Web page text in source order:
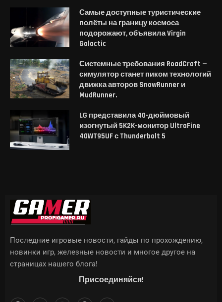
Самые доступные туристические
полёты на границу космоса
подорожают, объявила Virgin
Galactic
Системные требования RoadCraft —
симулятор станет пиком технологий
движка авторов SnowRunner и
MudRunner.
LG представила 40-дюймовый
изогнутый 5K2K-монитор UltraFine
40WT95UF с Thunderbolt 5
Последние игровые новости, гайды по прохождению,
новинки игр, железные новости и многое другое на
страницах нашего блога!
Присоединяйся!